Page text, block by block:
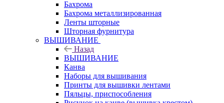
Бахрома
Бахрома металлизированная
Ленты шторные
Шторная фурнитура
ВЫШИВАНИЕ
Назад
ВЫШИВАНИЕ
Канва
Наборы для вышивания
Принты для вышивки лентами
Пяльцы, приспособления